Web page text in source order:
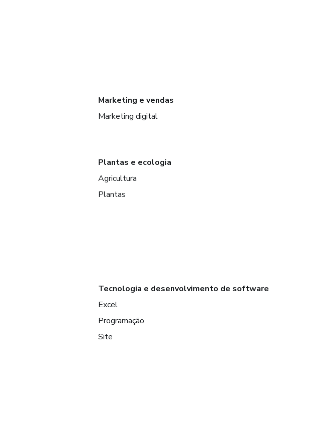
Marketing e vendas
Marketing digital
Plantas e ecologia
Agricultura
Plantas
Tecnologia e desenvolvimento de software
Excel
Programação
Site